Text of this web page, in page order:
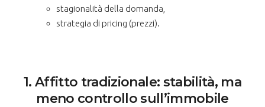
stagionalità della domanda,
strategia di pricing (prezzi).
1. Affitto tradizionale: stabilità, ma
meno controllo sull’immobile